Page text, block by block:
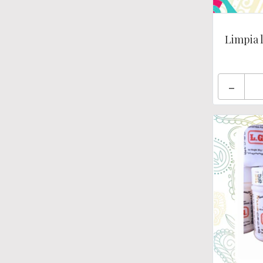
Limpia
-